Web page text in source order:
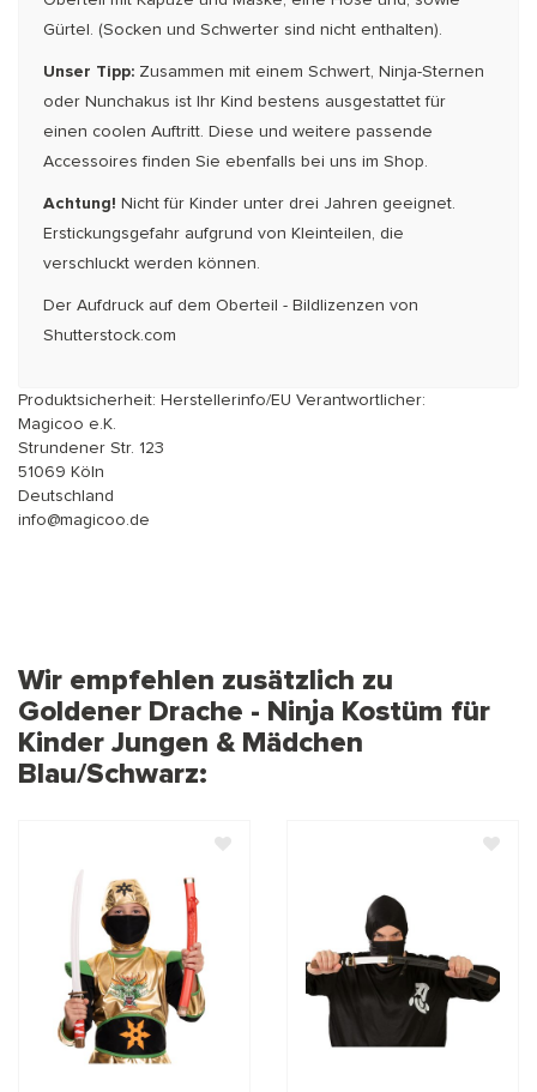
Gürtel. (Socken und Schwerter sind nicht enthalten).
Unser Tipp: Zusammen mit einem Schwert, Ninja-Sternen
oder Nunchakus ist Ihr Kind bestens ausgestattet für
einen coolen Auftritt. Diese und weitere passende
Accessoires finden Sie ebenfalls bei uns im Shop.
Achtung! Nicht für Kinder unter drei Jahren geeignet.
Erstickungsgefahr aufgrund von Kleinteilen, die
verschluckt werden können.
Der Aufdruck auf dem Oberteil - Bildlizenzen von
Shutterstock.com
Produktsicherheit: Herstellerinfo/EU Verantwortlicher:
Magicoo e.K.
Strundener Str. 123
51069 Köln
Deutschland
info@magicoo.de
Wir empfehlen zusätzlich zu
Goldener Drache - Ninja Kostüm für
Kinder Jungen & Mädchen
Blau/Schwarz: